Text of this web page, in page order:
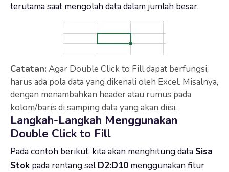
terutama saat mengolah data dalam jumlah besar.
Catatan: Agar Double Click to Fill dapat berfungsi,
harus ada pola data yang dikenali oleh Excel. Misalnya,
dengan menambahkan header atau rumus pada
kolom/baris di samping data yang akan diisi.
Langkah-Langkah Menggunakan
Double Click to Fill
Pada contoh berikut, kita akan menghitung data Sisa
Stok pada rentang selD2:D10 menggunakan fitur